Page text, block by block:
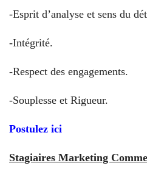
-Esprit d’analyse et sens du
-Intégrité.
-Respect des engagements.
-Souplesse et Rigueur.
Postulez ici
Stagiaires Marketing